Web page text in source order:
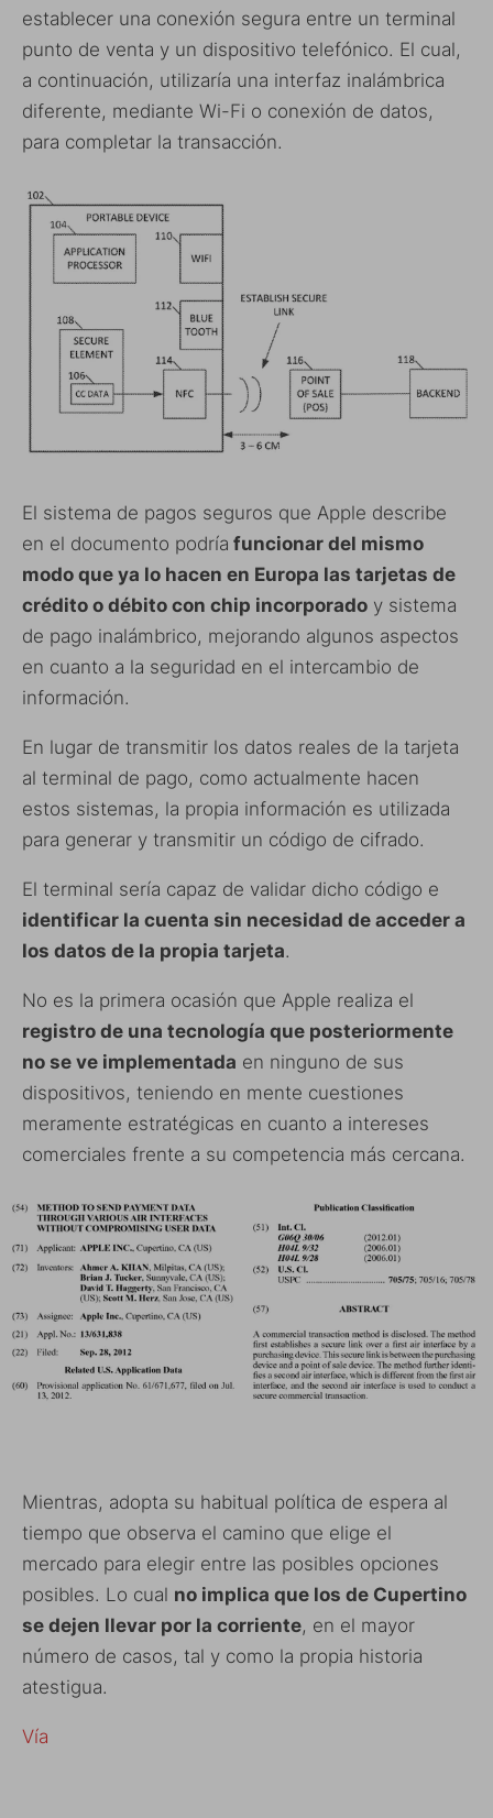
establecer una conexión segura entre un terminal
punto de venta y un dispositivo telefónico. El cual,
a continuación, utilizaría una interfaz inalámbrica
diferente, mediante Wi-Fi o conexión de datos,
para completar la transacción.
El sistema de pagos seguros que Apple describe
en el documento podría funcionar del mismo
modo que ya lo hacen en Europa las tarjetas de
crédito o débito con chip incorporado y sistema
de pago inalámbrico, mejorando algunos aspectos
en cuanto a la seguridad en el intercambio de
información.
En lugar de transmitir los datos reales de la tarjeta
al terminal de pago, como actualmente hacen
estos sistemas, la propia información es utilizada
para generar y transmitir un código de cifrado.
El terminal sería capaz de validar dicho código e
identificar la cuenta sin necesidad de acceder a
los datos de la propia tarjeta.
No es la primera ocasión que Apple realiza el
registro de una tecnología que posteriormente
no se ve implementada en ninguno de sus
dispositivos, teniendo en mente cuestiones
meramente estratégicas en cuanto a intereses
comerciales frente a su competencia más cercana.
Mientras, adopta su habitual política de espera al
tiempo que observa el camino que elige el
mercado para elegir entre las posibles opciones
posibles. Lo cual no implica que los de Cupertino
se dejen llevar por la corriente, en el mayor
número de casos, tal y como la propia historia
atestigua.
Vía